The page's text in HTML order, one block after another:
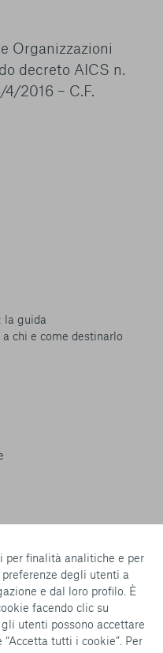
per finalità analitiche e per
degli utenti a
e dal loro profilo. È
facendo clic su
gli utenti possono accettare
tutti i cookie”. Per
Organizzazioni
decreto AICS n.
2016 – C.F.
la guida
chi e come destinarlo